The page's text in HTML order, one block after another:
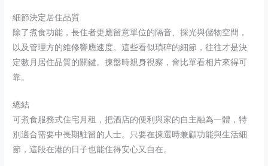
細節決定居住品質
除了煮食功能，長住者更應留意單位的隔音、採光與儲物空間，
以及管理方的維修響應速度。這些看似瑣碎的細節，往往才是決
定數月居住品質的關鍵。揀盤時親身視察，會比單看相片來得可
靠。
總結
可煮食服務式住宅月租，把酒店的便利與家的自主融為一體，特
別適合需要中長期駐留的人士。只要在揀選時兼顧功能與生活細
節，這段在港的日子也能住得安心又自在。